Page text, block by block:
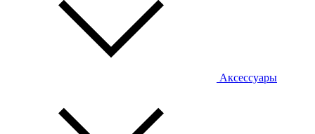
Аксессуары